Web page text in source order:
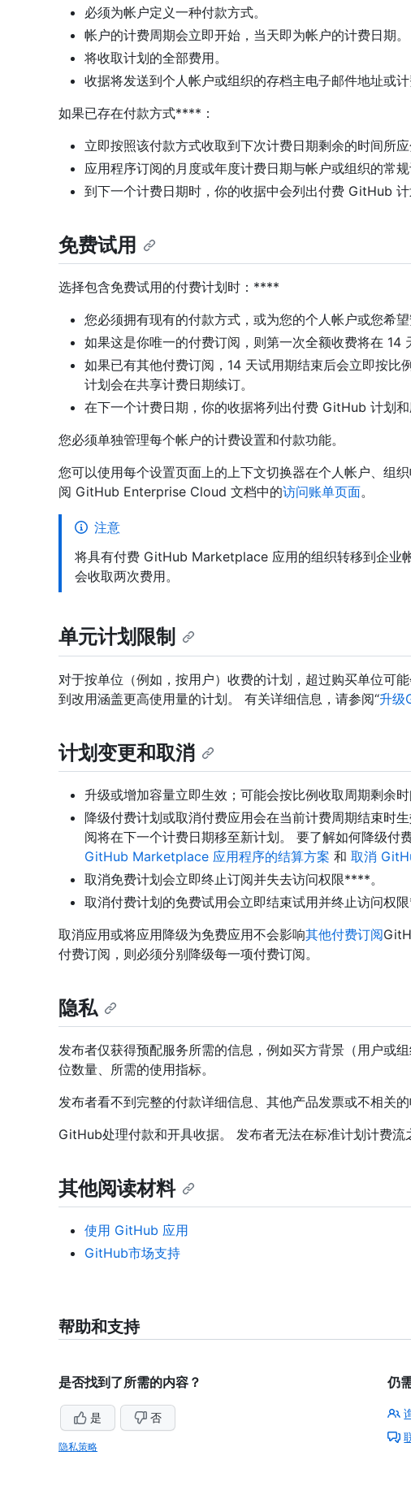
必须为帐户定义一种付款方式。
帐户的计费周期会立即开始，当天即为帐户的计费日期。
将收取计划的全部费用。
收据将发送到个人帐户或组织的存档主电子邮件地址或计
如果已存在付款方式****：
立即按照该付款方式收取到下次计费日期剩余的时间所应
应用程序订阅的月度或年度计费日期与帐户或组织的常规
到下一个计费日期时，你的收据中会列出付费 GitHub 计
免费试用
选择包含免费试用的付费计划时：****
您必须拥有现有的付款方式，或为您的个人帐户或您希
如果这是你唯一的付费订阅，则第一次全额收费将在 14
如果已有其他付费订阅，14 天试用期结束后会立即按比
计划会在共享计费日期续订。
在下一个计费日期，你的收据将列出付费 GitHub 计划和
您必须单独管理每个帐户的计费设置和付款功能。
您可以使用每个设置页面上的上下文切换器在个人帐户、组
阅 GitHub Enterprise Cloud 文档中的访问账单页面。
注意
将具有付费 GitHub Marketplace 应用的组织转移到企业
会收取两次费用。
单元计划限制
对于按单位（例如，按用户）收费的计划，超过购买单位可
到改用涵盖更高使用量的计划。 有关详细信息，请参阅“升级
计划变更和取消
升级或增加容量立即生效；可能会按比例收取周期剩余
降级付费计划或取消付费应用会在当前计费周期结束时
阅将在下一个计费日期移至新计划。 要了解如何降级付
GitHub Marketplace 应用程序的结算方案 和 取消
取消免费计划会立即终止订阅并失去访问权限****。
取消付费计划的免费试用会立即结束试用并终止访问权限
取消应用或将应用降级为免费应用不会影响其他付费订阅
付费订阅，则必须分别降级每一项付费订阅。
隐私
发布者仅获得预配服务所需的信息，例如买方背景（用户或
位数量、所需的使用指标。
发布者看不到完整的付款详细信息、其他产品发票或不相关的
GitHub处理付款和开具收据。 发布者无法在标准计划计费流
其他阅读材料
使用 GitHub 应用
GitHub市场支持
帮助和支持
是否找到了所需的内容？
是 否
隐私策略
仍